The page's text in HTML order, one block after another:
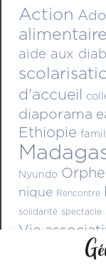
Action
alimentaire
aide aux
d'accueil
diaporama
Ethiopie
Nyundo
nique Rencontre
solidarité spectacle
Vie